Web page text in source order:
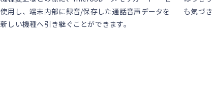
使用し、端末内部に録音/保存した通話音声データを
新しい機種へ引き継ぐことができます。
も気づ